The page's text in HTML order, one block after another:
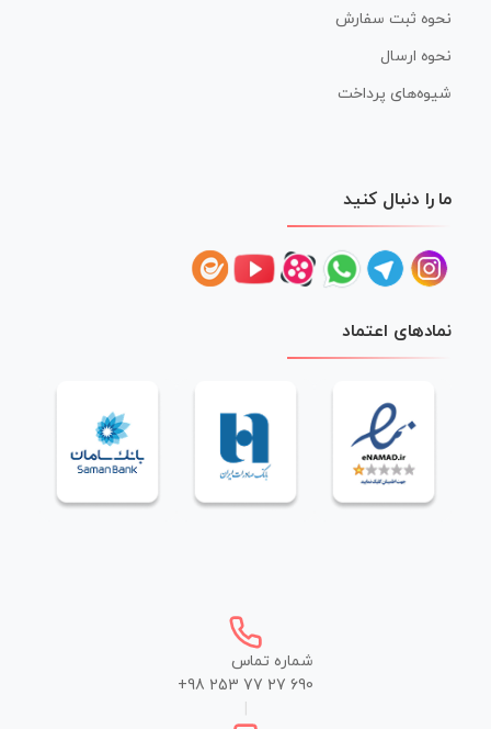
نحوه ثبت سفارش
نحوه ارسال
شیوه‌های پرداخت
ما را دنبال کنید
نمادهای اعتماد
شماره تماس
+98 253 77 27 690